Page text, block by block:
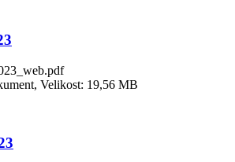
Velikost: 19,56 MB